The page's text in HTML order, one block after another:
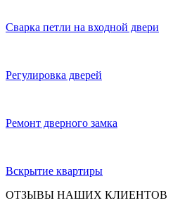
Сварка петли на входной двери
Регулировка дверей
Ремонт дверного замка
Вскрытие квартиры
ОТЗЫВЫ НАШИХ КЛИЕНТОВ